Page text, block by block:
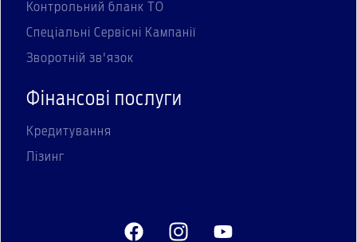
Контрольний бланк ТО
Спеціальні Сервісні Кампанії
Зворотній зв'язок
Фінансові послуги
Кредитування
Лізинг